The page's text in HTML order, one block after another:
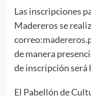
Las inscripciones
Madereros se
correo:
de manera
de inscripción será
El Pabellón de